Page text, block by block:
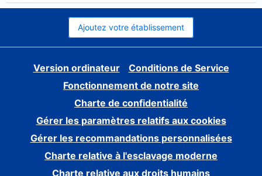
Ajoutez votre établissement
Version ordinateur
Conditions de Service
Fonctionnement de notre site
Charte de confidentialité
Gérer les paramètres relatifs aux cookies
Gérer les recommandations personnalisées
Charte relative à l'esclavage moderne
Charte relative aux droits humains